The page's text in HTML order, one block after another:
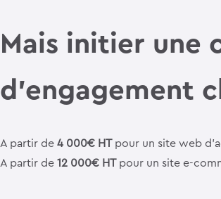
Mais initier une
d’engagement
A partir de 4 000€ HT pour un site web
A partir de 12 000€ HT pour un site e-